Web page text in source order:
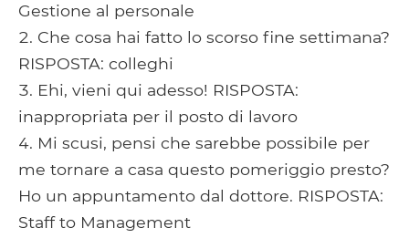
Gestione al personale
Che cosa hai fatto lo scorso fine settimana?
RISPOSTA: colleghi
Ehi, vieni qui adesso! RISPOSTA:
inappropriata per il posto di lavoro
Mi scusi, pensi che sarebbe possibile per
me tornare a casa questo pomeriggio presto?
Ho un appuntamento dal dottore. RISPOSTA:
Staff to Management